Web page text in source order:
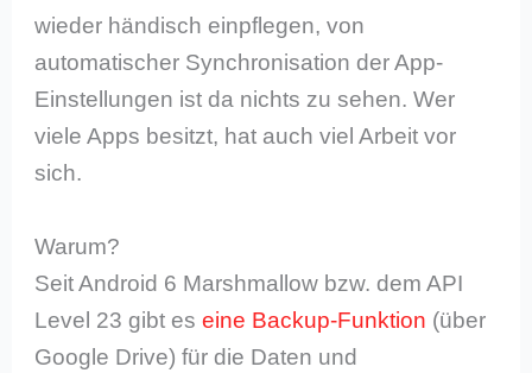
wieder händisch einpflegen, von
automatischer Synchronisation der App-
Einstellungen ist da nichts zu sehen. Wer
viele Apps besitzt, hat auch viel Arbeit vor
sich.
Warum?
Seit Android 6 Marshmallow bzw. dem API
Level 23 gibt eseine Backup-Funktion (über
Google Drive) für die Daten und